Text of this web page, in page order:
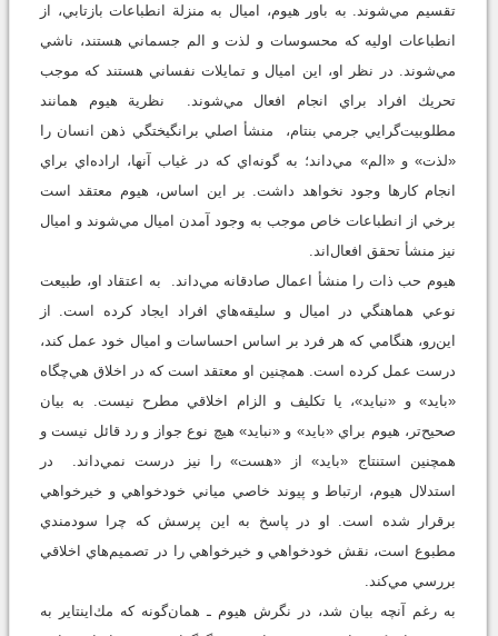
تقسيم مي‌شوند. به باور هيوم، اميال به منزلة انطباعات بازتابي، از
انطباعات اوليه كه محسوسات و لذت و الم جسماني هستند، ناشي
مي‌شوند. در نظر او، اين اميال و تمايلات نفساني هستند كه موجب
تحريك افراد براي انجام افعال مي‌شوند. نظرية هيوم همانند
مطلوبيت‌گرايي جرمي بنتام، منشأ اصلي برانگيختگي ذهن انسان را
«لذت» و «الم» مي‌داند؛ به گونه‌اي كه در غياب آنها، اراده‌اي براي
انجام كارها وجود نخواهد داشت. بر اين اساس، هيوم معتقد است
برخي از انطباعات خاص موجب به وجود آمدن اميال مي‌شوند و اميال
نيز منشأ تحقق افعال‌اند.
هيوم حب ذات را منشأ اعمال صادقانه مي‌داند. به اعتقاد او، طبيعت
نوعي هماهنگي در اميال و سليقه‌هاي افراد ايجاد كرده است. از
اين‌رو، هنگامي كه هر فرد بر اساس احساسات و اميال خود عمل كند،
درست عمل كرده است. همچنين او معتقد است كه در اخلاق هي‌چگاه
«بايد» و «نبايد»، يا تكليف و الزام اخلاقي مطرح نيست. به بيان
صحيح‌تر، هيوم براي «بايد» و «نبايد» هيچ نوع جواز و رد قائل نيست و
همچنين استنتاج «بايد» از «هست» را نيز درست نمي‌داند. در
استدلال هيوم، ارتباط و پيوند خاصي مياني خودخواهي و خيرخواهي
برقرار شده است. او در پاسخ به اين پرسش كه چرا سودمندي
مطبوع است، نقش خودخواهي و خيرخواهي را در تصميم‌هاي اخلاقي
بررسي مي‌كند.
به رغم آنچه بيان شد، در نگرش هيوم ـ همان‌گونه كه مك‌اينتاير به